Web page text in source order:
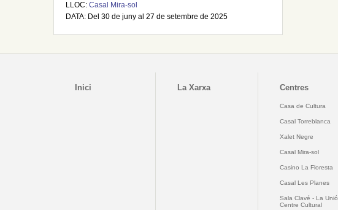
LLOC: Casal Mira-sol
DATA: Del 30 de juny al 27 de setembre de 2025
Inici La Xarxa Centres
Casa de Cultura
Casal Torreblanca
Xalet Negre
Casal Mira-sol
Casino La Floresta
Casal Les Planes
Sala Clavé - La Unió
Centre Cultural